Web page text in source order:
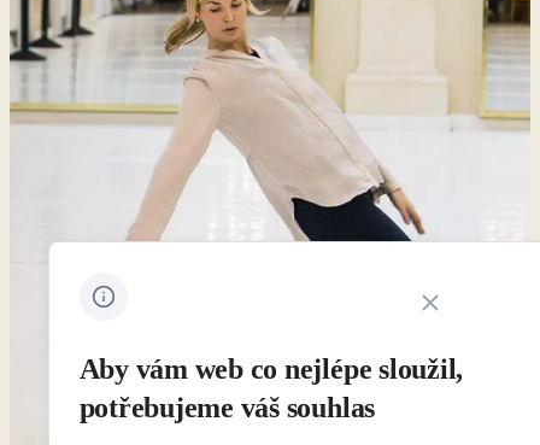
Aby vám web co nejlépe sloužil,
potřebujeme váš souhlas
Zavřít oznámení